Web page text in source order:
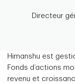
Directeur
Himanshu est
Fonds d’actions
revenu et